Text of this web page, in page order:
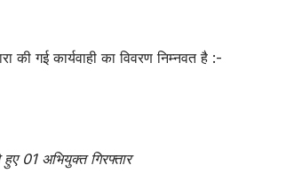
की गई कार्यवाही का विवरण निम्नवत है :-
01 अभियुक्त गिरफ्तार